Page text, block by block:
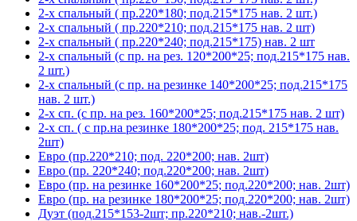
2-х спальный ( пр.220*180; под.215*175 нав. 2 шт.)
2-х спальный ( пр.220*210; под.215*175 нав. 2 шт)
2-х спальный ( пр.220*240; под.215*175) нав. 2 шт
2-х спальный (с пр. на рез. 120*200*25; под.215*175 нав.
2 шт.)
2-х спальный (с пр. на резинке 140*200*25; под.215*175
нав. 2 шт.)
2-х сп. (с пр. на рез. 160*200*25; под.215*175 нав. 2 шт)
2-х сп. ( с пр.на резинке 180*200*25; под. 215*175 нав.
2шт)
Евро (пр.220*210; под. 220*200; нав. 2шт)
Евро (пр. 220*240; под.220*200; нав. 2шт)
Евро (пр. на резинке 160*200*25; под.220*200; нав. 2шт)
Евро (пр. на резинке 180*200*25; под.220*200; нав. 2шт)
Дуэт (под.215*153-2шт; пр.220*210; нав.-2шт.)